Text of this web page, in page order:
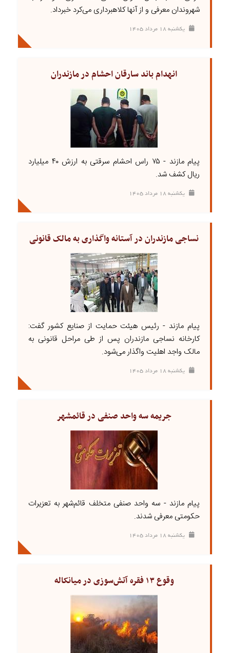
شهروندان معرفی و از آنها کلاهبرداری می‌کرد خبرداد.
يکشنبه ۱۸ مرداد ۱۴۰۵
انهدام باند سارقان احشام در مازندران
پیام مازند - ۷۵ راس احشام سرقتی به ارزش ۴۰ میلیارد
ریال کشف شد.
يکشنبه ۱۸ مرداد ۱۴۰۵
نساجی مازندران در آستانه واگذاری به مالک قانونی
پیام مازند - رئیس هیئت حمایت از صنایع کشور گفت:
کارخانه نساجی مازندران پس از طی مراحل قانونی به
مالک واجد اهلیت واگذار می‌شود.
يکشنبه ۱۸ مرداد ۱۴۰۵
جریمه سه واحد صنفی در قائمشهر
پیام مازند - سه واحد صنفی متخلف قائم‌شهر به تعزیرات
حکومتی معرفی شدند.
يکشنبه ۱۸ مرداد ۱۴۰۵
وقوع ۱۳ فقره آتش‌سوزی در میانکاله